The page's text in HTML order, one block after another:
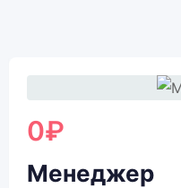
0₽
Менеджер